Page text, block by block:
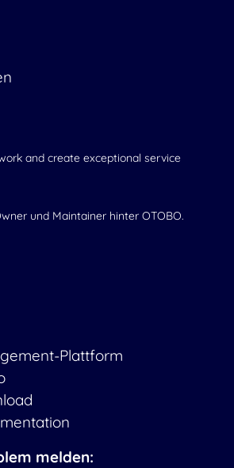
and create exceptional service
und Maintainer hinter OTOBO.
Plattform
melden: